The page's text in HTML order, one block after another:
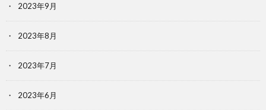
2023年9月
2023年8月
2023年7月
2023年6月